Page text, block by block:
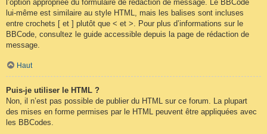
l’option appropriée du formulaire de rédaction de message. Le BBCode
lui-même est similaire au style HTML, mais les balises sont incluses
entre crochets [ et ] plutôt que < et >. Pour plus d’informations sur le
BBCode, consultez le guide accessible depuis la page de rédaction de
message.
Haut
Puis-je utiliser le HTML ?
Non, il n’est pas possible de publier du HTML sur ce forum. La plupart
des mises en forme permises par le HTML peuvent être appliquées avec
les BBCodes.